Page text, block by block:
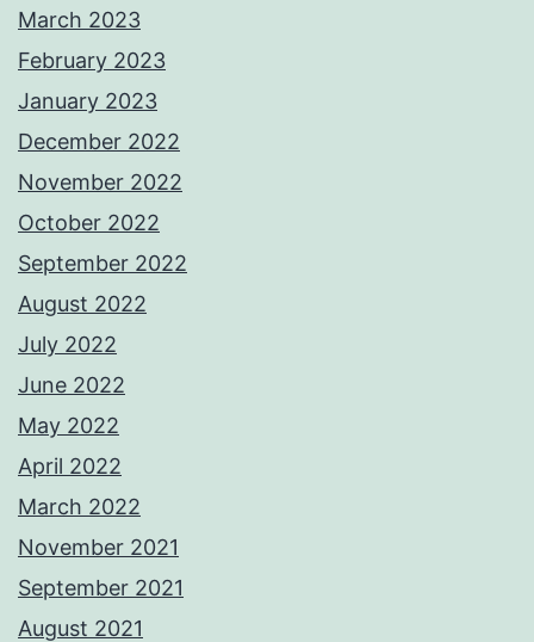
March 2023
February 2023
January 2023
December 2022
November 2022
October 2022
September 2022
August 2022
July 2022
June 2022
May 2022
April 2022
March 2022
November 2021
September 2021
August 2021